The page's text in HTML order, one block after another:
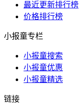
最近更新排行榜
价格排行榜
小报童专栏
小报童搜索
小报童优惠
小报童精选
链接